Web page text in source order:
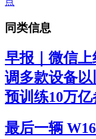
同类信息
早报｜微信
调多款设备
预训练10万
最后一辆